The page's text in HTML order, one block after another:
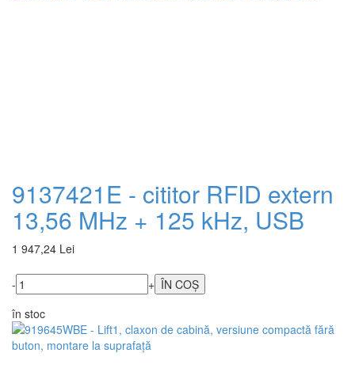
9137421E - cititor RFID extern
13,56 MHz + 125 kHz, USB
1 947,24 Lei
-
+
în stoc